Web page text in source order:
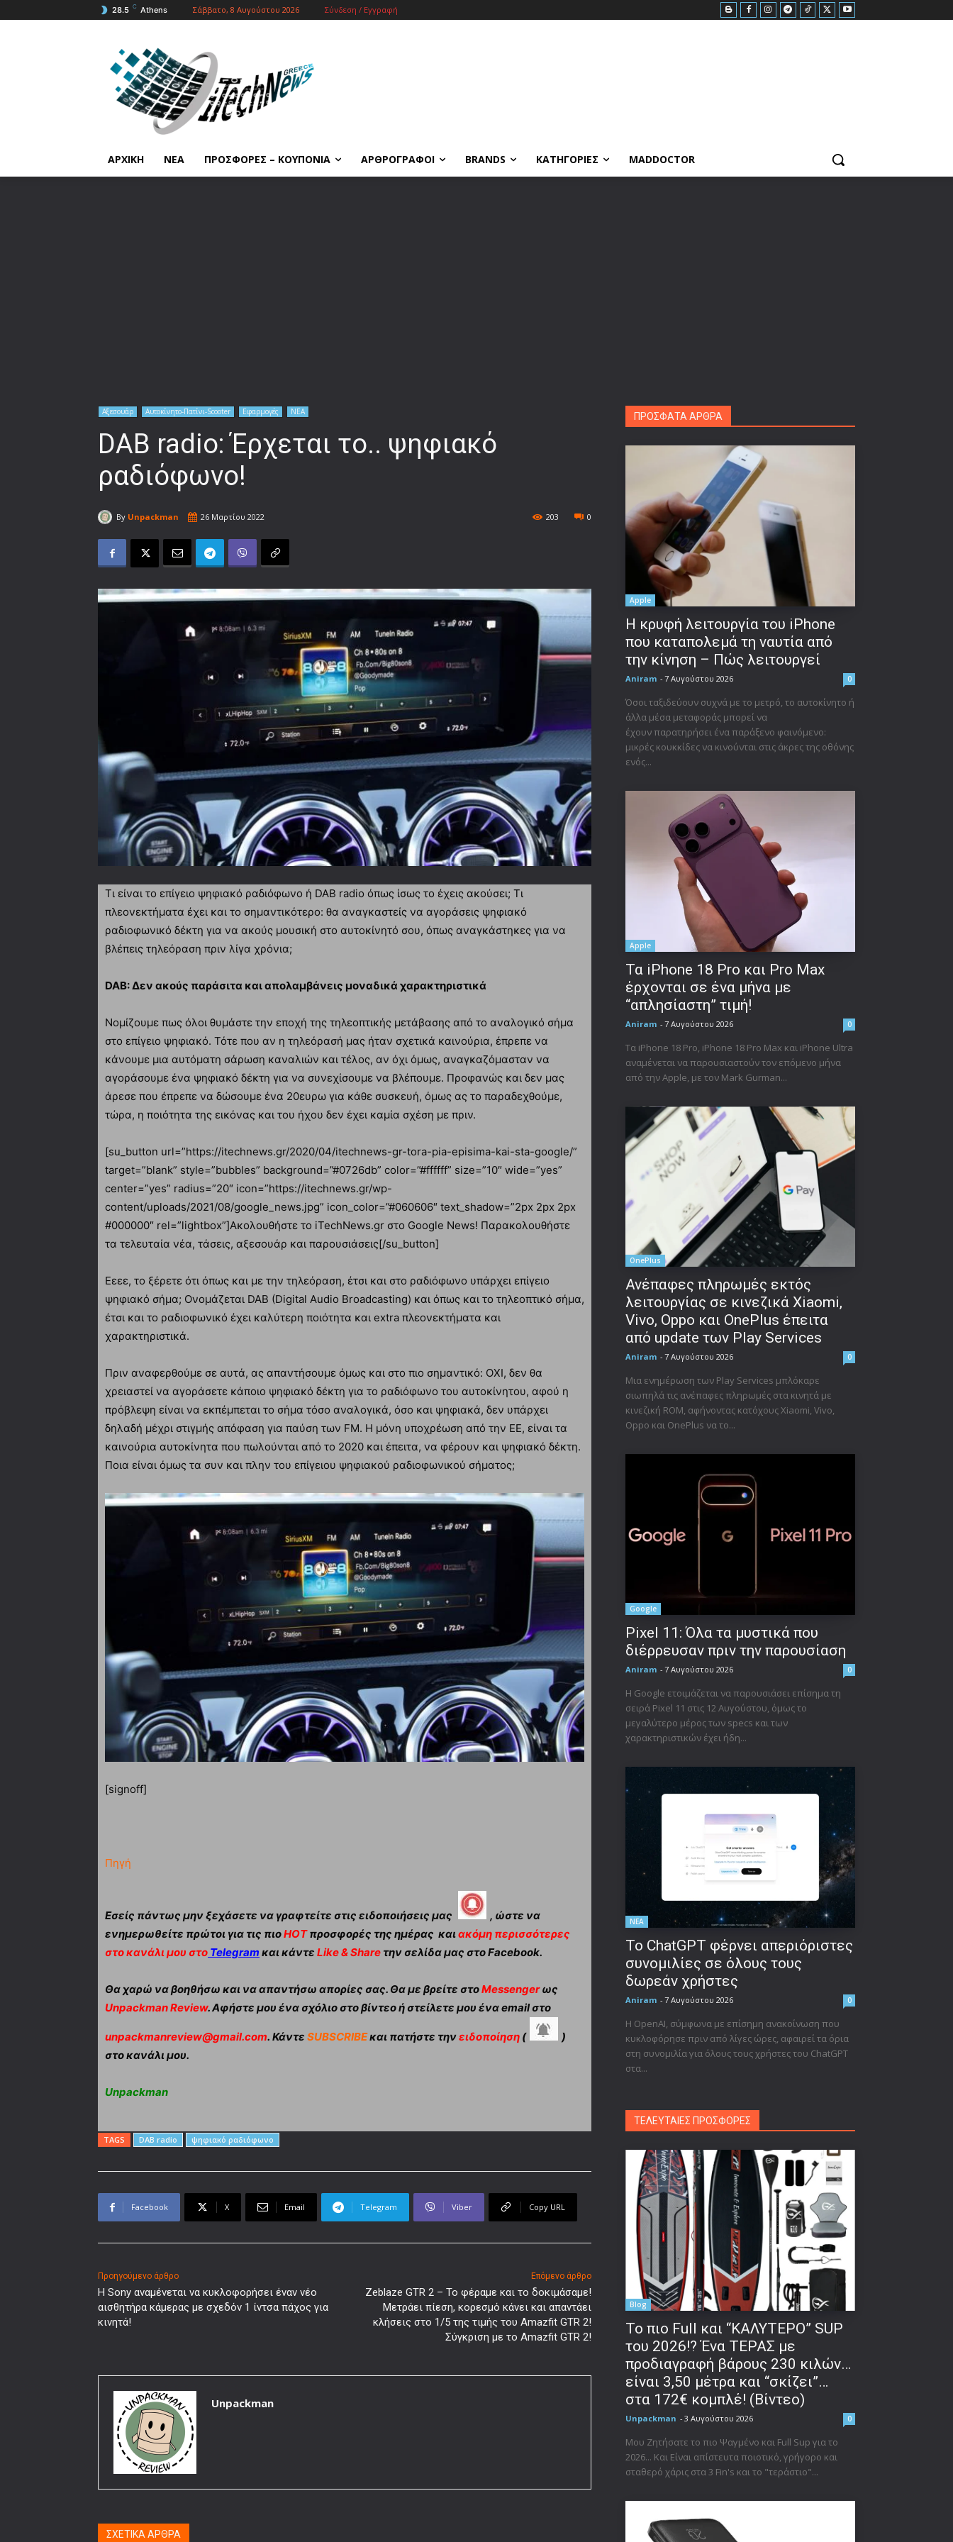
28.5 C Athens Σάββατο, 8 Αυγούστου 2026 Σύνδεση / Εγγραφή
ΑΡΧΙΚΗ ΝΕΑ ΠΡΟΣΦΟΡΕΣ – ΚΟΥΠΟΝΙΑ ΑΡΘΡΟΓΡΑΦΟΙ BRANDS ΚΑΤΗΓΟΡΙΕΣ MADDOCTOR
Αξεσουάρ Αυτοκίνητο-Πατίνι-Scooter Εφαρμογές ΝΕΑ
DAB radio: Έρχεται το.. ψηφιακό
ραδιόφωνο!
By Unpackman 26 Μαρτίου 2022 0
203
Τι είναι το επίγειο ψηφιακό ραδιόφωνο ή DAB radio όπως ίσως το έχεις ακούσει; Τι
πλεονεκτήματα έχει και το σημαντικότερο: θα αναγκαστείς να αγοράσεις ψηφιακό
ραδιοφωνικό δέκτη για να ακούς μουσική στο αυτοκίνητό σου, όπως αναγκάστηκες για να
βλέπεις τηλεόραση πριν λίγα χρόνια;
DAB: Δεν ακούς παράσιτα και απολαμβάνεις μοναδικά χαρακτηριστικά
Νομίζουμε πως όλοι θυμάστε την εποχή της τηλεοπτικής μετάβασης από το αναλογικό σήμα
στο επίγειο ψηφιακό. Τότε που αν η τηλεόρασή μας ήταν σχετικά καινούρια, έπρεπε να
κάνουμε μια αυτόματη σάρωση καναλιών και τέλος, αν όχι όμως, αναγκαζόμασταν να
αγοράσουμε ένα ψηφιακό δέκτη για να συνεχίσουμε να βλέπουμε. Προφανώς και δεν μας
άρεσε που έπρεπε να δώσουμε ένα 20ευρω για κάθε συσκευή, όμως ας το παραδεχθούμε,
τώρα, η ποιότητα της εικόνας και του ήχου δεν έχει καμία σχέση με πριν.
[su_button url=”https://itechnews.gr/2020/04/itechnews-gr-tora-pia-episima-kai-sta-google/”
target=”blank” style=”bubbles” background=”#0726db” color=”#ffffff” size=”10″ wide=”yes”
center=”yes” radius=”20″ icon=”https://itechnews.gr/wp-
content/uploads/2021/08/google_news.jpg” icon_color=”#060606″ text_shadow=”2px 2px 2px
#000000″ rel=”lightbox”]Ακολουθήστε το iTechNews.gr στο Google News! Παρακολουθήστε
τα τελευταία νέα, τάσεις, αξεσουάρ και παρουσιάσεις[/su_button]
Εεεε, το ξέρετε ότι όπως και με την τηλεόραση, έτσι και στο ραδιόφωνο υπάρχει επίγειο
ψηφιακό σήμα; Ονομάζεται DAB (Digital Audio Broadcasting) και όπως και το τηλεοπτικό σήμα,
έτσι και το ραδιοφωνικό έχει καλύτερη ποιότητα και extra πλεονεκτήματα και
χαρακτηριστικά.
Πριν αναφερθούμε σε αυτά, ας απαντήσουμε όμως και στο πιο σημαντικό: OXI, δεν θα
χρειαστεί να αγοράσετε κάποιο ψηφιακό δέκτη για το ραδιόφωνο του αυτοκίνητου, αφού η
πρόβλεψη είναι να εκπέμπεται το σήμα τόσο αναλογικά, όσο και ψηφιακά, δεν υπάρχει
δηλαδή μέχρι στιγμής απόφαση για παύση των FM. Η μόνη υποχρέωση από την ΕΕ, είναι τα
καινούρια αυτοκίνητα που πωλούνται από το 2020 και έπειτα, να φέρουν και ψηφιακό δέκτη.
Ποια είναι όμως τα συν και πλην του επίγειου ψηφιακού ραδιοφωνικού σήματος;
[signoff]
Πηγή
Εσείς πάντως μην ξεχάσετε να γραφτείτε στις ειδοποιήσεις μας
, ώστε να
ενημερωθείτε πρώτοι για τις πιοHOTπροσφορές της ημέρας καιακόμη περισσότερες
στο κανάλι μου στο Telegram και κάντε Like & Share την σελίδα μας στο Facebook.
Θα χαρώ να βοηθήσω και να απαντήσω απορίες σας. Θα με βρείτε στοMessengerως
Unpackman Review. Αφήστε μου ένα σχόλιο στο βίντεο ή στείλετε μου ένα email στο
unpackmanreview@gmail.com. Κάντε SUBSCRIBEκαι πατήστε τηνειδοποίηση (
)
στο κανάλι μου.
Unpackman
TAGS DAB radio ψηφιακό ραδιόφωνο
Facebook X Email Telegram Viber Copy URL
Προηγούμενο άρθρο
Η Sony αναμένεται να κυκλοφορήσει έναν νέο
αισθητήρα κάμερας με σχεδόν 1 ίντσα πάχος για
κινητά!
Επόμενο άρθρο
Zeblaze GTR 2 – Το φέραμε και το δοκιμάσαμε!
Μετράει πίεση, κορεσμό κάνει και απαντάει
κλήσεις στο 1/5 της τιμής του Amazfit GTR 2!
Σύγκριση με το Amazfit GTR 2!
Unpackman
ΣΧΕΤΙΚΑ ΑΡΘΡΑ
ΠΡΟΣΦΑΤΑ ΑΡΘΡΑ
Apple
Η κρυφή λειτουργία του iPhone
που καταπολεμά τη ναυτία από
την κίνηση – Πώς λειτουργεί
Aniram - 7 Αυγούστου 2026 0
Όσοι ταξιδεύουν συχνά με το μετρό, το αυτοκίνητο ή
άλλα μέσα μεταφοράς μπορεί να
έχουν παρατηρήσει ένα παράξενο φαινόμενο:
μικρές κουκκίδες να κινούνται στις άκρες της οθόνης
ενός...
Apple
Τα iPhone 18 Pro και Pro Max
έρχονται σε ένα μήνα με
“απλησίαστη” τιμή!
Aniram - 7 Αυγούστου 2026 0
Τα iPhone 18 Pro, iPhone 18 Pro Max και iPhone Ultra
αναμένεται να παρουσιαστούν τον επόμενο μήνα
από την Apple, με τον Mark Gurman...
OnePlus
Ανέπαφες πληρωμές εκτός
λειτουργίας σε κινεζικά Xiaomi,
Vivo, Oppo και OnePlus έπειτα
από update των Play Services
Aniram - 7 Αυγούστου 2026 0
Μια ενημέρωση των Play Services μπλόκαρε
σιωπηλά τις ανέπαφες πληρωμές στα κινητά με
κινεζική ROM, αφήνοντας κατόχους Xiaomi, Vivo,
Oppo και OnePlus να το...
Google
Pixel 11: Όλα τα μυστικά που
διέρρευσαν πριν την παρουσίαση
Aniram - 7 Αυγούστου 2026 0
Η Google ετοιμάζεται να παρουσιάσει επίσημα τη
σειρά Pixel 11 στις 12 Αυγούστου, όμως το
μεγαλύτερο μέρος των specs και των
χαρακτηριστικών έχει ήδη...
ΝΕΑ
Το ChatGPT φέρνει απεριόριστες
συνομιλίες σε όλους τους
δωρεάν χρήστες
Aniram - 7 Αυγούστου 2026 0
Η OpenAI, σύμφωνα με επίσημη ανακοίνωση που
κυκλοφόρησε πριν από λίγες ώρες, αφαιρεί τα όρια
στη συνομιλία για όλους τους χρήστες του ChatGPT
στα...
ΤΕΛΕΥΤΑΙΕΣ ΠΡΟΣΦΟΡΕΣ
Blog
To πιο Full και “ΚΑΛΥΤΕΡΟ” SUP
του 2026!? Ένα ΤΕΡΑΣ με
προδιαγραφή βάρους 230 κιλών…
είναι 3,50 μέτρα και “σκίζει”…
στα 172€ κομπλέ! (Βίντεο)
Unpackman - 3 Αυγούστου 2026 0
Μου Ζητήσατε το πιο Ψαγμένο και Full Sup για το
2026... Και Είναι απίστευτα ποιοτικό, γρήγορο και
σταθερό χάρις στα 3 Fin's και το "τεράστιο"...